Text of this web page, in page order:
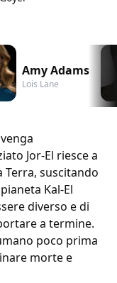
Amy Adams
Lois Lane
Jor-El riesce a
Terra, suscitando
Kal-El
diverso e di
a termine.
poco prima
morte e